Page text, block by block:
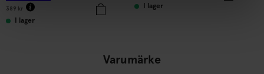
389 kr
I lager
I lager
Varumärke